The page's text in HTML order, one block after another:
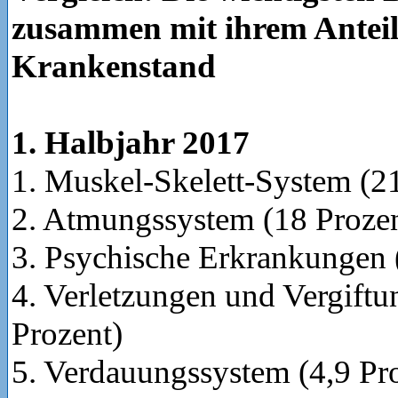
zusammen mit ihrem
Krankenstand
1. Halbjahr 2017
1. Muskel-Skelett-System
2. Atmungssystem (18
3. Psychische
4. Verletzungen und
Prozent)
5. Verdauungssystem (4,9